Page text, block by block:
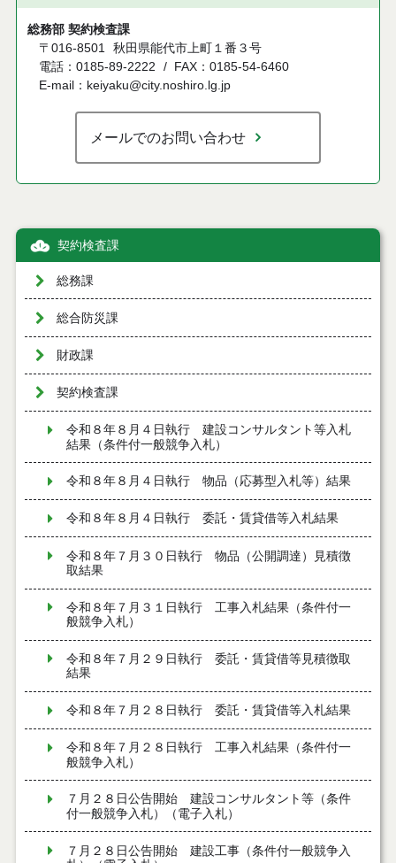
総務部 契約検査課
〒016-8501 秋田県能代市上町１番３号
電話：0185-89-2222
FAX：0185-54-6460
E-mail：keiyaku@city.noshiro.lg.jp
メールでのお問い合わせ
契約検査課
総務課
総合防災課
財政課
契約検査課
令和８年８月４日執行 建設コンサルタント等入札
結果（条件付一般競争入札）
令和８年８月４日執行 物品（応募型入札等）結果
令和８年８月４日執行 委託・賃貸借等入札結果
令和８年７月３０日執行 物品（公開調達）見積徴
取結果
令和８年７月３１日執行 工事入札結果（条件付一
般競争入札）
令和８年７月２９日執行 委託・賃貸借等見積徴取
結果
令和８年７月２８日執行 委託・賃貸借等入札結果
令和８年７月２８日執行 工事入札結果（条件付一
般競争入札）
７月２８日公告開始 建設コンサルタント等（条件
付一般競争入札）（電子入札）
７月２８日公告開始 建設工事（条件付一般競争入